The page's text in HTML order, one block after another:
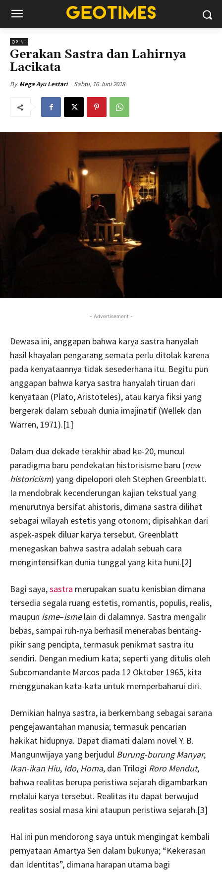
OPINI
Gerakan Sastra dan Lahirnya
Lacikata
By Mega Ayu Lestari Sabtu, 16 Juni 2018
- Advertisement -
Dewasa ini, anggapan bahwa karya sastra hanyalah
hasil khayalan pengarang semata perlu ditolak karena
pada kenyataannya tidak sesederhana itu. Begitu pun
anggapan bahwa karya sastra hanyalah tiruan dari
kenyataan (Plato, Aristoteles), atau karya fiksi yang
bergerak dalam sebuah dunia imajinatif (Wellek dan
Warren, 1971).[1]
Dalam dua dekade terakhir abad ke-20, muncul
paradigma baru pendekatan historisisme baru (new
historicism) yang dipelopori oleh Stephen Greenblatt.
Ia mendobrak kecenderungan kajian tekstual yang
menurutnya bersifat ahistoris, dimana sastra dilihat
sebagai wilayah estetis yang otonom; dipisahkan dari
aspek-aspek diluar karya tersebut. Greenblatt
menegaskan bahwa sastra adalah sebuah cara
mengintensifkan dunia tunggal yang kita huni.[2]
Bagi saya,sastra merupakan suatu kenisbian dimana
tersedia segala ruang estetis, romantis, populis, realis,
maupun isme–ismelain di dalamnya. Sastra mengalir
bebas, sampai ruh-nya berhasil menerabas bentang-
pikir sang pencipta, termasuk penikmat sastra itu
sendiri. Dengan medium kata; seperti yang ditulis oleh
Subcomandante Marcos pada 12 Oktober 1965, kita
menggunakan kata-kata untuk memperbaharui diri.
Demikian halnya sastra, ia berkembang sebagai sarana
pengejawantahan manusia; termasuk pencarian
hakikat hidupnya. Dapat diamati dalam novel Y. B.
Mangunwijaya yang berjudul Burung-burung Manyar,
Ikan-ikan Hiu, Ido, Homa, dan Trilogi Roro Mendut,
bahwa realitas berupa peristiwa sejarah digambarkan
melalui karya tersebut. Realitas itu dapat berwujud
realitas sosial masa kini ataupun peristiwa sejarah.[3]
Hal ini pun mendorong saya untuk mengingat kembali
pernyataan Amartya Sen dalam bukunya; “Kekerasan
dan Identitas”, dimana harapan utama bagi